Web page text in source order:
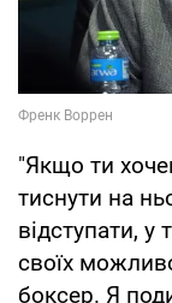
"Якщо ти
тиснути на
відступати, у
своїх
боксер. Я